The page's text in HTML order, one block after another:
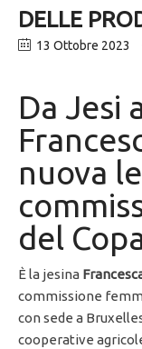
DELLE
13 Ottobre 2023
Da Jesi
nuova
del
È la jesina
commissione
con sede a
cooperative